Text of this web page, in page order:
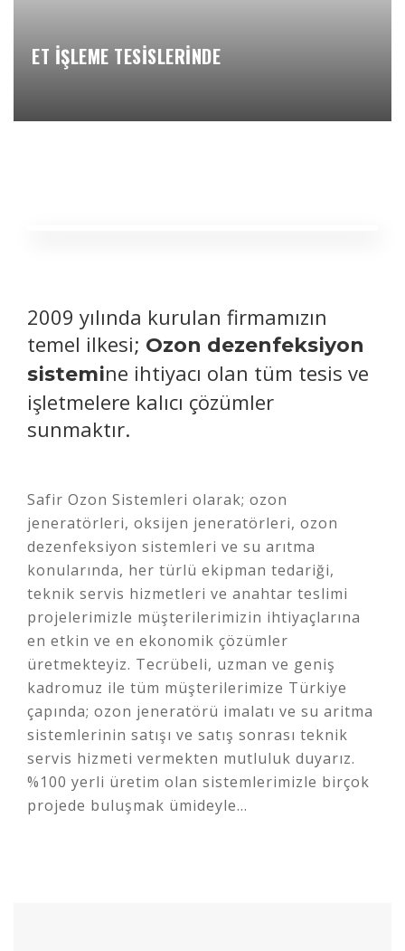
ET İŞLEME TESİSLERİNDE
2009 yılında kurulan firmamızın
temel ilkesi; Ozon dezenfeksiyon
sistemine ihtiyacı olan tüm tesis ve
işletmelere kalıcı çözümler
sunmaktır.
Safir Ozon Sistemleri olarak; ozon
jeneratörleri, oksijen jeneratörleri, ozon
dezenfeksiyon sistemleri ve su arıtma
konularında, her türlü ekipman tedariği,
teknik servis hizmetleri ve anahtar teslimi
projelerimizle müşterilerimizin ihtiyaçlarına
en etkin ve en ekonomik çözümler
üretmekteyiz. Tecrübeli, uzman ve geniş
kadromuz ile tüm müşterilerimize Türkiye
çapında; ozon jeneratörü imalatı ve su aritma
sistemlerinin satışı ve satış sonrası teknik
servis hizmeti vermekten mutluluk duyarız.
%100 yerli üretim olan sistemlerimizle birçok
projede buluşmak ümideyle...